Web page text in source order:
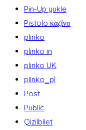
Pin-Up yukle
Pistolo καζίνο
plinko
plinko in
plinko UK
plinko_pl
Post
Public
Qizilbilet